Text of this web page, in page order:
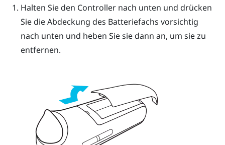
Halten Sie den Controller nach unten und drücken
Sie die Abdeckung des Batteriefachs vorsichtig
nach unten und heben Sie sie dann an, um sie zu
entfernen.